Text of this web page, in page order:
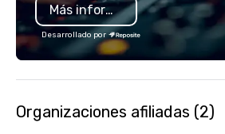
Más información
Desarrollado por
Organizaciones afiliadas (2)